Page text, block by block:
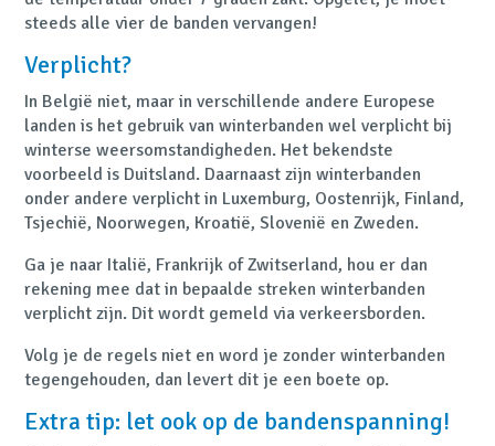
steeds alle vier de banden vervangen!
Verplicht?
In België niet, maar in verschillende andere Europese
landen is het gebruik van winterbanden wel verplicht bij
winterse weersomstandigheden. Het bekendste
voorbeeld is Duitsland. Daarnaast zijn winterbanden
onder andere verplicht in Luxemburg, Oostenrijk, Finland,
Tsjechië, Noorwegen, Kroatië, Slovenië en Zweden.
Ga je naar Italië, Frankrijk of Zwitserland, hou er dan
rekening mee dat in bepaalde streken winterbanden
verplicht zijn. Dit wordt gemeld via verkeersborden.
Volg je de regels niet en word je zonder winterbanden
tegengehouden, dan levert dit je een boete op.
Extra tip: let ook op de bandenspanning!